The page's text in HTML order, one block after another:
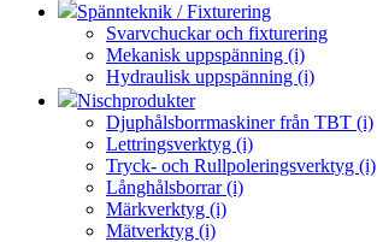
Spännteknik / Fixturering
Svarvchuckar och fixturering
Mekanisk uppspänning (i)
Hydraulisk uppspänning (i)
Nischprodukter
Djuphålsborrmaskiner från TBT (i)
Lettringsverktyg (i)
Tryck- och Rullpoleringsverktyg (i)
Långhålsborrar (i)
Märkverktyg (i)
Mätverktyg (i)